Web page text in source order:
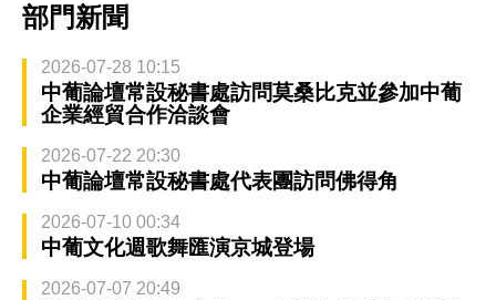
部門新聞
2026-07-28 10:15
中葡論壇常設秘書處訪問莫桑比克並參加中葡
企業經貿合作洽談會
2026-07-22 20:30
中葡論壇常設秘書處代表團訪問佛得角
2026-07-10 00:34
中葡文化週歌舞匯演京城登場
2026-07-07 20:49